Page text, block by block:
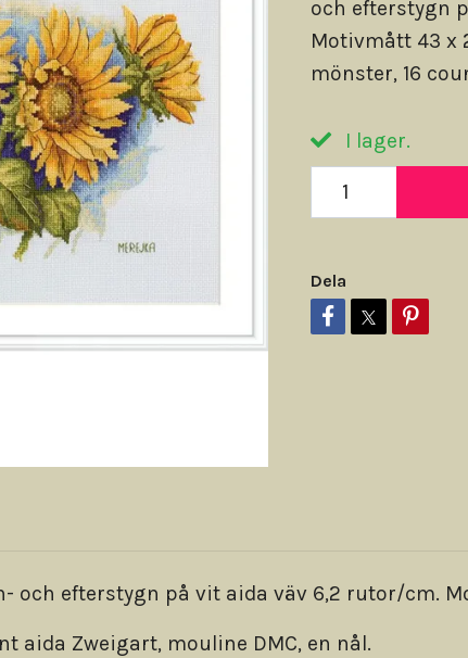
och efterstygn
Motivmått 43
mönster, 16
I lager.
Dela
och efterstygn på vit aida väv 6,2 rutor/cm.
aida Zweigart, mouline DMC, en nål.